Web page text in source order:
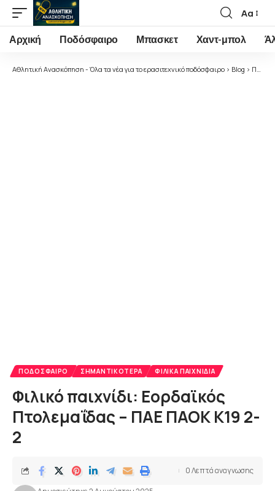
Font
Resizer
Αα
Αρχική Ποδόσφαιρο Μπασκετ Χαντ-μπολ
Αθλητική Ανασκόπηση - Όλα τα νέα για το ερασιτεχνικό ποδόσφαιρο > Blog > Ποδόσφαιρο
ΠΟΔΌΣΦΑΙΡΟ ΣΗΜΑΝΤΙΚΌΤΕΡΑ ΦΙΛΙΚΆ ΠΑΙΧΝΊΔΙΑ
Φιλικό παιχνίδι: Εορδαϊκός
Πτολεμαΐδας – ΠΑΕ ΠΑΟΚ Κ19 2-
2
0 Λεπτά αναγνωσης